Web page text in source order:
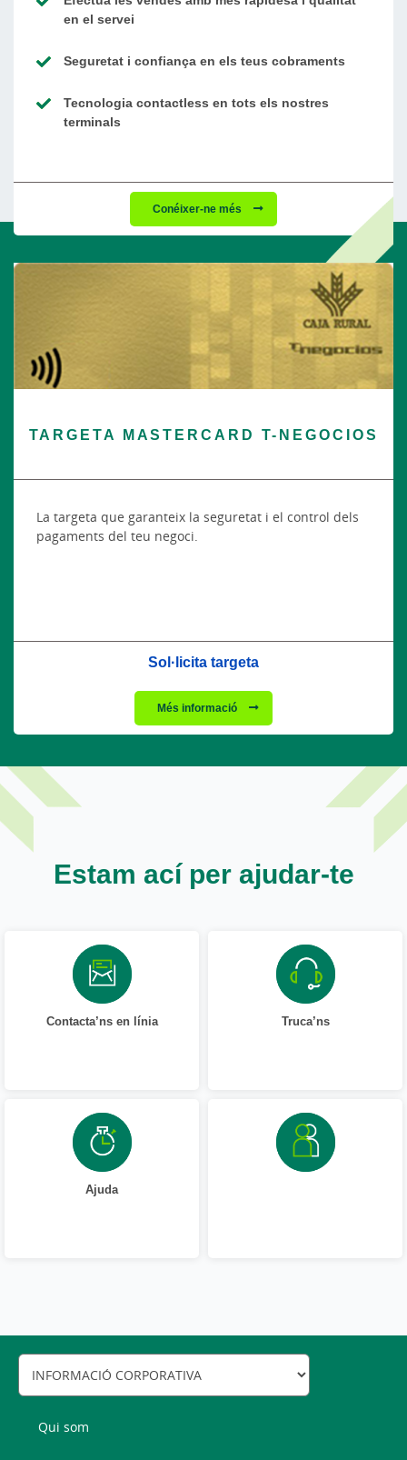
en el servei
Seguretat i confiança en els teus cobraments
Tecnologia contactless en tots els nostres
terminals
Conéixer-ne més
TARGETA MASTERCARD T-NEGOCIOS
La targeta que garanteix la seguretat i el control dels
pagaments del teu negoci.
Sol·licita targeta
Més informació
Estam ací per ajudar-te
Contacta’ns en línia Truca’ns
Ajuda
Qui som